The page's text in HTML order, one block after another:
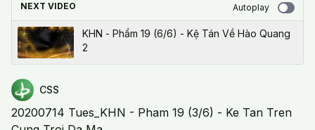
NEXT VIDEO Autoplay
KHN - Phẩm 19 (6/6) - Kệ Tán Về Hào Quang
2
CSS
20200714 Tues_KHN - Pham 19 (3/6) - Ke Tan Tren